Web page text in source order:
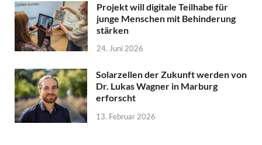
Projekt will digitale Teilhabe für
junge Menschen mit Behinderung
stärken
24. Juni 2026
Solarzellen der Zukunft werden von
Dr. Lukas Wagner in Marburg
erforscht
13. Februar 2026